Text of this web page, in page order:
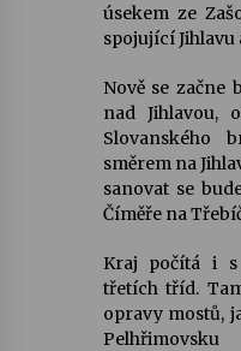
úsekem ze
spojující Jihlavu
Nově se začne
nad Jihlavou,
Slovanského
směrem na
sanovat se
Číměře na
Kraj počítá i
třetích tříd.
opravy mostů,